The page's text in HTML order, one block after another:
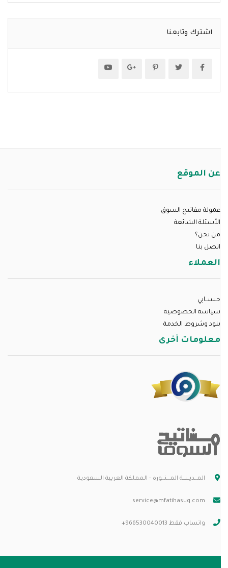
اشترك وتابعنا
عن الموقع
عمولة مفاتيح السوق
الأسئلة الشائعة
من نحن؟
اتصل بنا
العملاء
حـســابي
سياسة الخصوصية
بنود وشروط الخدمة
معلومات أخرى
المــديــنــة المـــنـــورة - المملكة العربية السعودية
service@mfatihasuq.com
واتساب فقط 966530040013+